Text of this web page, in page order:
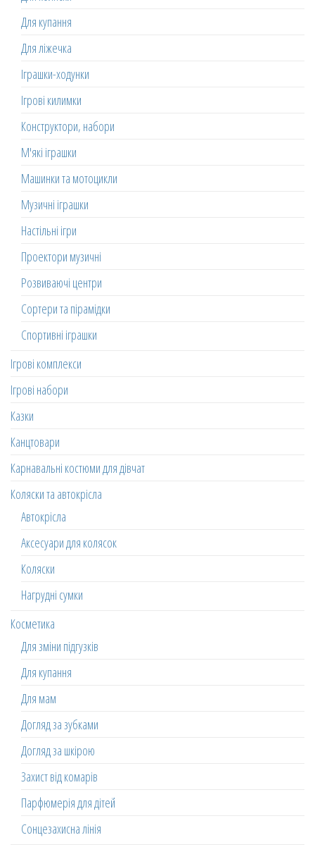
Для купання
Для ліжечка
Іграшки-ходунки
Ігрові килимки
Конструктори, набори
М'які іграшки
Машинки та мотоцикли
Музичні іграшки
Настільні ігри
Проектори музичні
Розвиваючі центри
Сортери та пірамідки
Спортивні іграшки
Ігрові комплекси
Ігрові набори
Казки
Канцтовари
Карнавальні костюми для дівчат
Коляски та автокрісла
Автокрісла
Аксесуари для колясок
Коляски
Нагрудні сумки
Косметика
Для зміни підгузків
Для купання
Для мам
Догляд за зубками
Догляд за шкірою
Захист від комарів
Парфюмерія для дітей
Сонцезахисна лінія